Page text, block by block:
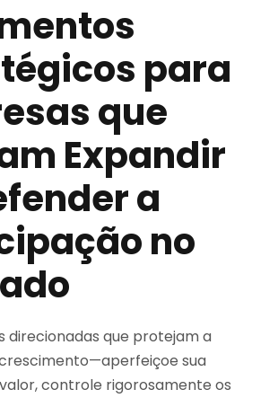
para
que
Expandir
a
no
direcionadas que protejam a
sua
controle rigorosamente os